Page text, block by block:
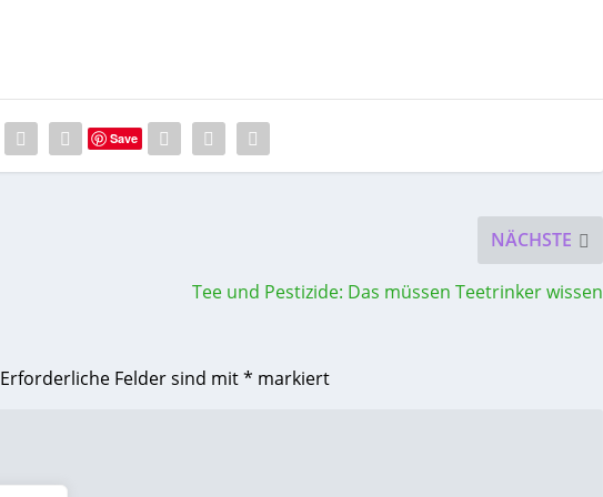
Save
NÄCHSTE
Tee und Pestizide: Das müssen Teetrinker wissen
Erforderliche Felder sind mit* markiert